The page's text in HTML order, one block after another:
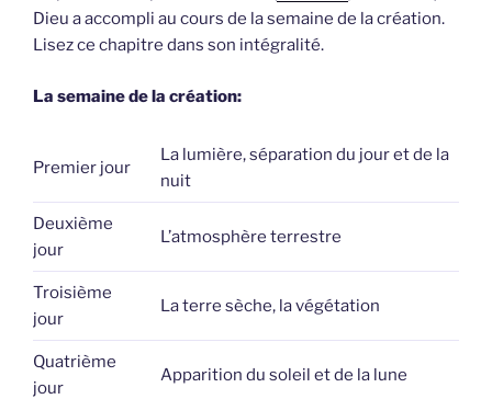
Dieu a accompli au cours de la semaine de la création.
Lisez ce chapitre dans son intégralité.
La semaine de la création:
Premier jour
La lumière, séparation du jour et de la
nuit
Deuxième
jour
L’atmosphère terrestre
Troisième
jour
La terre sèche, la végétation
Quatrième
jour
Apparition du soleil et de la lune